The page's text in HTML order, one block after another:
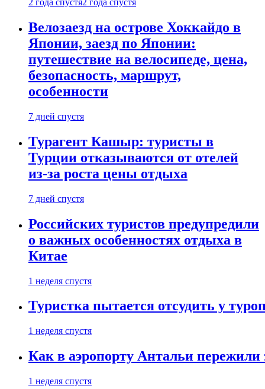
2 года спустя2 года спустя
Велозаезд на острове Хоккайдо в
Японии, заезд по Японии:
путешествие на велосипеде, цена,
безопасность, маршрут,
особенности
7 дней спустя
Турагент Кашыр: туристы в
Турции отказываются от отелей
из-за роста цены отдыха
7 дней спустя
Российских туристов предупредили
о важных особенностях отдыха в
Китае
1 неделя спустя
Туристка пытается отсудить у
1 неделя спустя
Как в аэропорту Антальи
1 неделя спустя